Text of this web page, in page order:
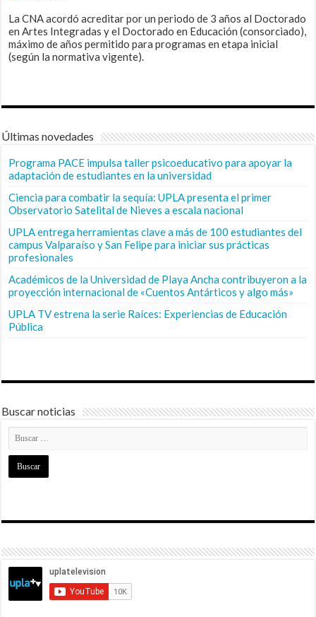
La CNA acordó acreditar por un periodo de 3 años al Doctorado
en Artes Integradas y el Doctorado en Educación (consorciado),
máximo de años permitido para programas en etapa inicial
(según la normativa vigente).
Últimas novedades
Programa PACE impulsa taller psicoeducativo para apoyar la
adaptación de estudiantes en la universidad
Ciencia para combatir la sequía: UPLA presenta el primer
Observatorio Satelital de Nieves a escala nacional
UPLA entrega herramientas clave a más de 100 estudiantes del
campus Valparaíso y San Felipe para iniciar sus prácticas
profesionales
Académicos de la Universidad de Playa Ancha contribuyeron a la
proyección internacional de «Cuentos Antárticos y algo más»
UPLA TV estrena la serie Raíces: Experiencias de Educación
Pública
Buscar noticias